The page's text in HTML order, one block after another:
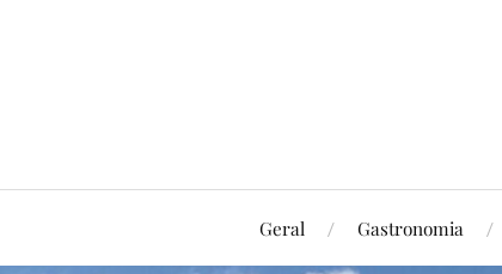
Geral Gastronomia